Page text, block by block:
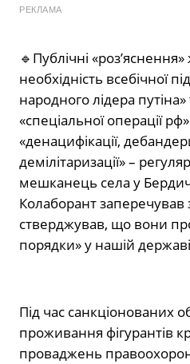
РЕКЛАМА
🔹 Публічні
необхідність всебічної
народного лідера
«спеціальної операції
«денацифікації,
демілітаризації» –
мешканець села у
Колаборант заперечував
стверджував, що вони
порядки» у нашій
Під час санкціонованих
проживання фігурантів
проваджень